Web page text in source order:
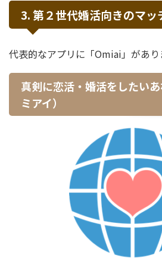
3. 第２世代婚活向きのマッ
代表的なアプリに「Omiai」があり
真剣に恋活・婚活をしたい
ミアイ）